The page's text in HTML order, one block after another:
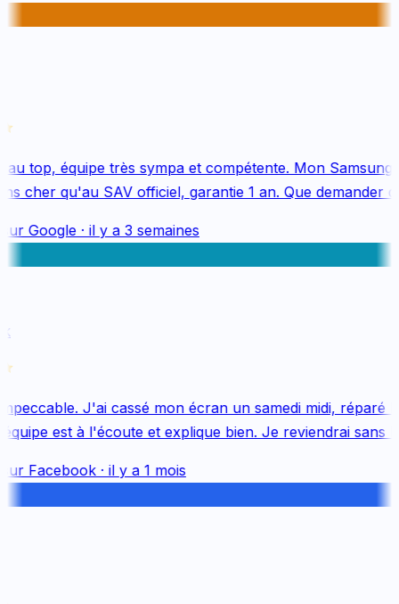
top, équipe très sympa et compétente. Mon Samsung
cher qu'au SAV officiel, garantie 1 an. Que demander de
Google· il y a 3 semaines
J'ai cassé mon écran un samedi midi, réparé le
est à l'écoute et explique bien. Je reviendrai sans
Facebook· il y a 1 mois